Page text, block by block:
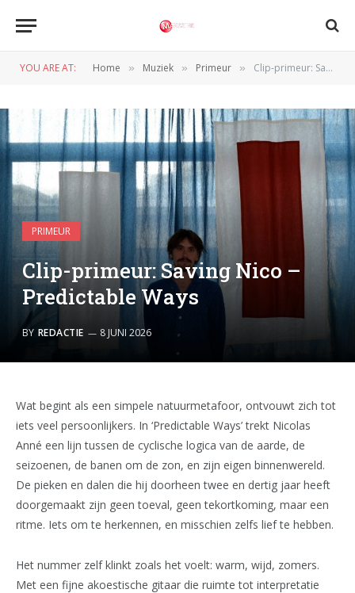
YOU ARE AT: Home » Muziek » Primeur » Clip-primeur: Saving Nico – Predictable Ways
PRIMEUR
Clip-primeur: Saving Nico –
Predictable Ways
BY REDACTIE 8 JUNI 2026
Wat begint als een simpele natuurmetafoor, ontvouwt zich tot
iets veel persoonlijkers. In ‘Predictable Ways’ trekt Nicolas
Anné een lijn tussen de cyclische logica van de aarde, de
seizoenen, de banen om de zon, en zijn eigen binnenwereld.
De pieken en dalen die hij doorheen twee en dertig jaar heeft
doorgemaakt zijn geen toeval, geen tekortkoming, maar een
ritme. Iets om te herkennen, en misschien zelfs lief te hebben.
Het nummer zelf klinkt zoals het voelt: warm, wijd, zomers.
Met een fijne akoestische gitaar die ruimte tot interpretatie